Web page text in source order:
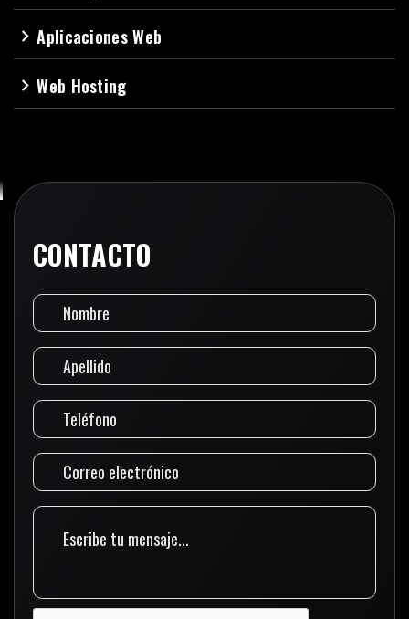
navigate_nextAplicaciones Web
navigate_nextWeb Hosting
CONTACTO